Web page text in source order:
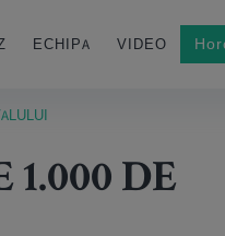
ECHIPA VIDEO
DE